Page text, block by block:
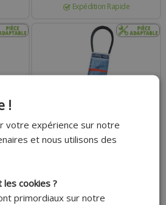
Expédition Rapide
!
votre expérience sur notre
et nous utilisons des
les cookies ?
primordiaux sur notre